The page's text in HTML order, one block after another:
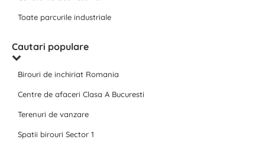
Toate parcurile industriale
Cautari populare
Birouri de inchiriat Romania
Centre de afaceri Clasa A Bucuresti
Terenuri de vanzare
Spatii birouri Sector 1